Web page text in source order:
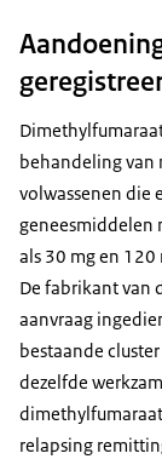
behandeling van
volwassenen die
geneesmiddelen
als 30 mg en
De fabrikant van
aanvraag
bestaande
dezelfde
relapsing